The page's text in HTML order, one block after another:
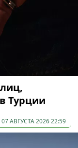
Турции
07 АВГУСТА 2026 22:59